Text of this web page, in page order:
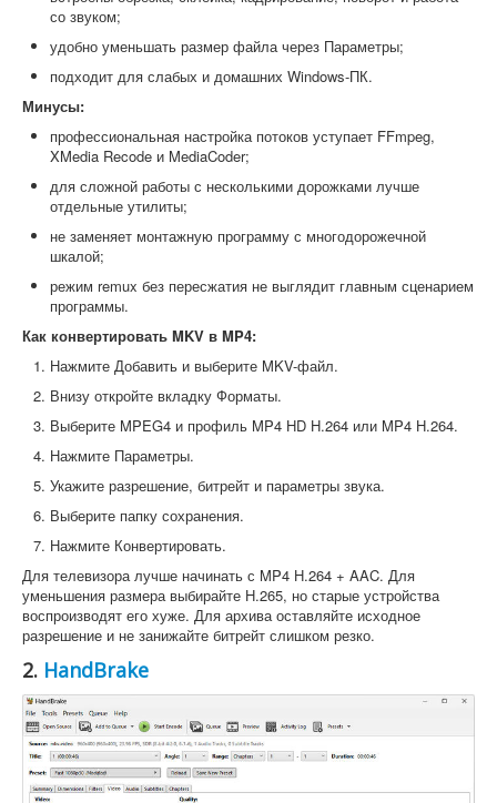
со звуком;
удобно уменьшать размер файла через Параметры;
подходит для слабых и домашних Windows-ПК.
Минусы:
профессиональная настройка потоков уступает FFmpeg,
XMedia Recode и MediaCoder;
для сложной работы с несколькими дорожками лучше
отдельные утилиты;
не заменяет монтажную программу с многодорожечной
шкалой;
режим remux без пересжатия не выглядит главным сценарием
программы.
Как конвертировать MKV в MP4:
Нажмите Добавить и выберите MKV-файл.
Внизу откройте вкладку Форматы.
Выберите MPEG4 и профиль MP4 HD H.264 или MP4 H.264.
Нажмите Параметры.
Укажите разрешение, битрейт и параметры звука.
Выберите папку сохранения.
Нажмите Конвертировать.
Для телевизора лучше начинать с MP4 H.264 + AAC. Для
уменьшения размера выбирайте H.265, но старые устройства
воспроизводят его хуже. Для архива оставляйте исходное
разрешение и не занижайте битрейт слишком резко.
2. HandBrake